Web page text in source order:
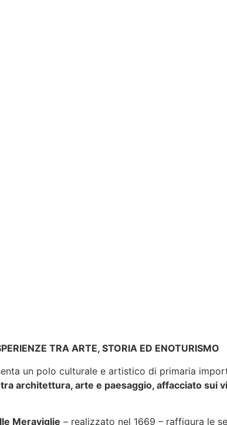
TRA ARTE, STORIA ED ENOTURISMO
un polo culturale e artistico di primaria
architettura, arte e paesaggio, affacciato sui
Meraviglie – realizzato nel 1669 – raffigura le